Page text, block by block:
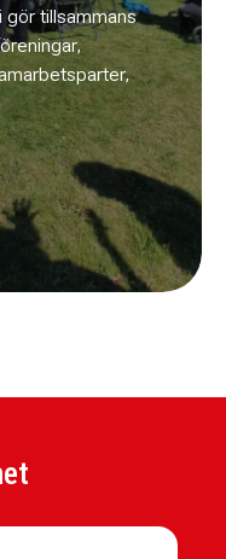
gör tillsammans